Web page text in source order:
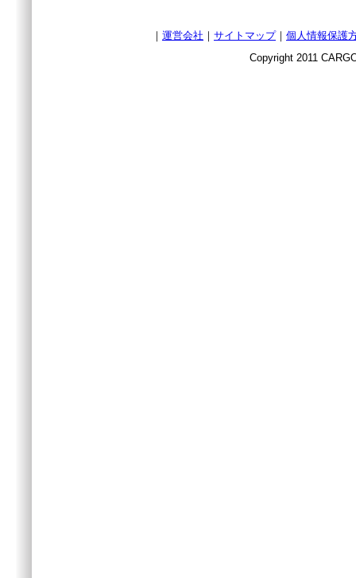
｜ 運営会社 ｜ サイトマップ｜ 個人情報保護
Copyright 2011